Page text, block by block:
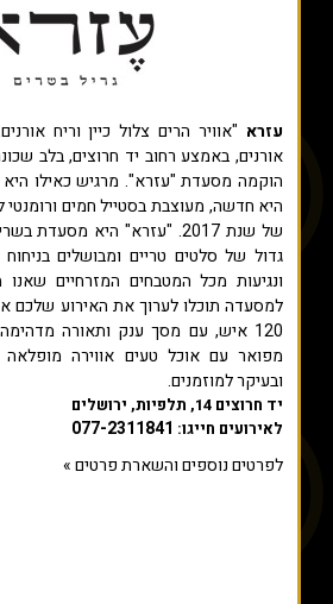
עזרא "אוויר הרים צלול כיין וריח
אורנים, באמצע רחוב יד חרוצים, בלב
היא חדשה, מעוצבת בסטייל חמים ורומנטי
של שנת 2017. "עזרא" היא
גדול של סלטים טריים ומבושלים
ונגיעות מכל המטבחים המזרחיים שאנו
למסעדה תוכלו לערוך את האירוע שלכם
120 איש, עם מסך ענק ותאורה
מפואר עם אוכל טעים אווירה מופלאה
ובעיקר למוזמנים.
יד חרוצים 14, תלפיות, ירושלים
לאירועים חייגו: 077-2311841
לפרטים נוספים והשארת פרטים »